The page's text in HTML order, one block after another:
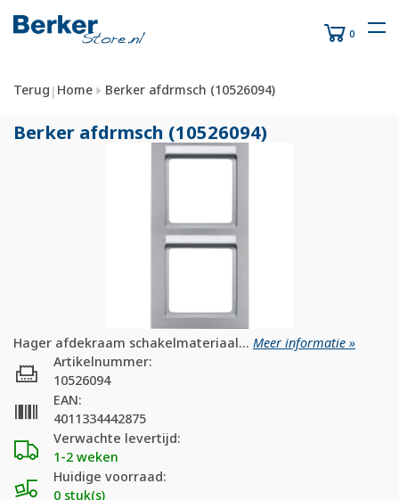
0
Terug | Home Berker afdrmsch (10526094)
Berker afdrmsch (10526094)
Hager afdekraam schakelmateriaal... Meer informatie »
Verwachte levertijd:
1-2 weken
Huidige voorraad:
0 stuk(s)
Artikelnummer:
10526094
EAN:
4011334442875